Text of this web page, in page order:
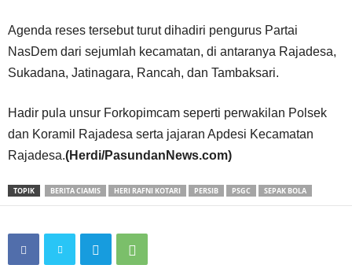
Agenda reses tersebut turut dihadiri pengurus Partai
NasDem dari sejumlah kecamatan, di antaranya Rajadesa,
Sukadana, Jatinagara, Rancah, dan Tambaksari.
Hadir pula unsur Forkopimcam seperti perwakilan Polsek
dan Koramil Rajadesa serta jajaran Apdesi Kecamatan
Rajadesa.(Herdi/PasundanNews.com)
TOPIK BERITA CIAMIS HERI RAFNI KOTARI PERSIB PSGC SEPAK BOLA